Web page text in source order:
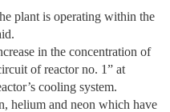
plant is operating within the
in the concentration of
of reactor no. 1” at
cooling system.
helium and neon which have